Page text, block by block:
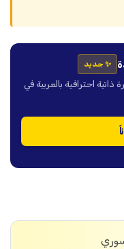
✨ جديد
احترافية بالعربية في